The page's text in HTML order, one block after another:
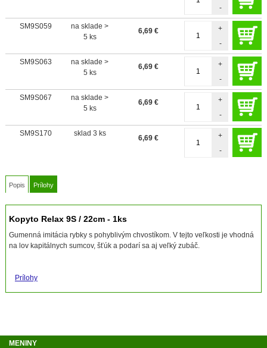
-
SM9S059
na sklade >
5 ks
6,69 €
-
+
SM9S063
na sklade >
5 ks
6,69 €
-
+
SM9S067
na sklade >
5 ks
6,69 €
-
+
SM9S170 sklad 3 ks
6,69 €
-
+
Popis Prílohy
Kopyto Relax 9S / 22cm - 1ks
Gumenná imitácia rybky s pohyblivým chvostíkom. V tejto veľkosti je vhodná
na lov kapitálnych sumcov, šťúk a podarí sa aj veľký zubáč.
Prílohy
MENINY